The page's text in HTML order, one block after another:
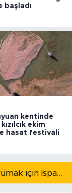
başladı
kentinde
ekim
hasat festivali
İtalya Başbakanı: Ulusal güvenliği korumak için İspanya ile Schengen kapsamındaki serbest dolaşımı askıya alıyoruz